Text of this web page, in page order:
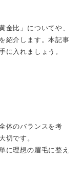
金比」についてや、
紹介します。本記事
に入れましょう。
体のバランスを考
切です。
に理想の眉毛に整え